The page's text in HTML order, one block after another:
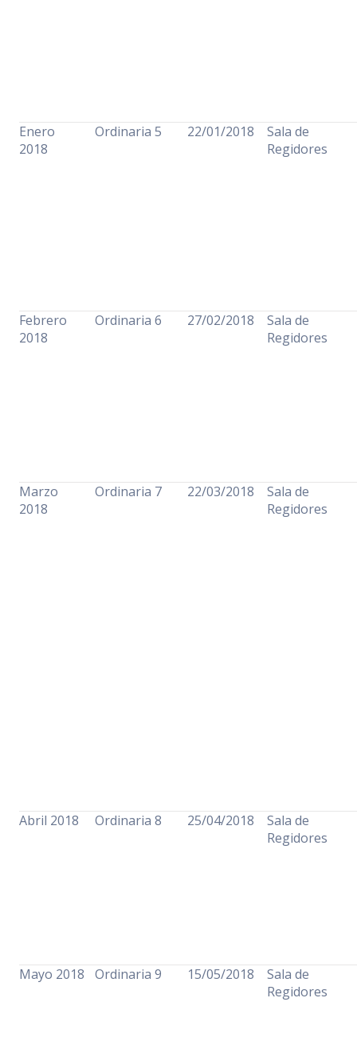
Enero
2018
Ordinaria 5 22/01/2018
Sala de
Regidores
Febrero
2018
Ordinaria 6 27/02/2018
Sala de
Regidores
Marzo
2018
Ordinaria 7 22/03/2018
Sala de
Regidores
Abril 2018 Ordinaria 8 25/04/2018
Sala de
Regidores
Mayo 2018 Ordinaria 9 15/05/2018
Sala de
Regidores